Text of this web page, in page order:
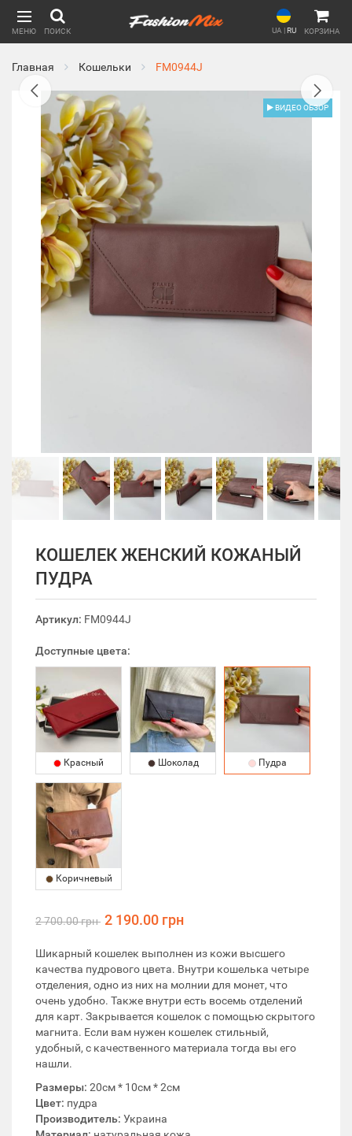
МЕНЮ ПОИСК UA |RU КОРЗИНА
Главная Кошельки FM0944J
ВИДЕО ОБЗОР
КОШЕЛЕК ЖЕНСКИЙ КОЖАНЫЙ
ПУДРА
Артикул: FM0944J
Доступные цвета:
Красный Шоколад Пудра
Коричневый
2 700.00 грн 2 190.00 грн
Шикарный кошелек выполнен из кожи высшего
качества пудрового цвета. Внутри кошелька четыре
отделения, одно из них на молнии для монет, что
очень удобно. Также внутри есть восемь отделений
для карт. Закрывается кошелок с помощью скрытого
магнита. Если вам нужен кошелек стильный,
удобный, с качественного материала тогда вы его
нашли.
Размеры: 20см * 10см * 2см
Цвет: пудра
Производитель: Украина